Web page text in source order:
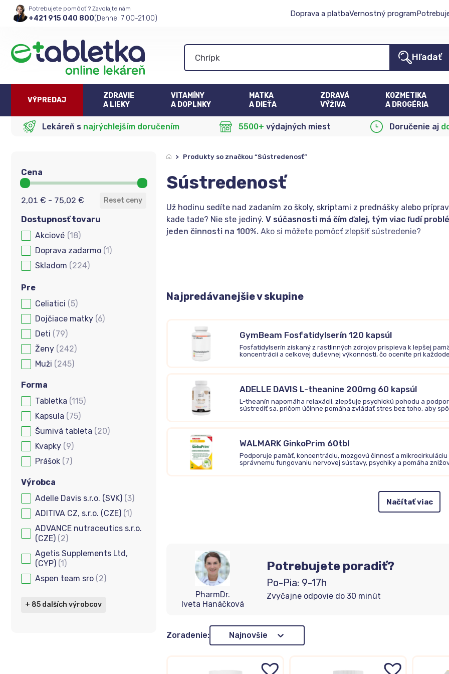
Potrebujete pomôcť ? Zavolajte nám
+421 915 040 800(Denne: 7:00-21:00)
Doprava a platbaVernostný program
Hľadať
VÝPREDAJ
ZDRAVIE
A LIEKY
VITAMÍNY
A DOPLNKY
MATKA
A DIEŤA
ZDRAVÁ
VÝŽIVA
KOZMETIKA
A DROGÉRIA
Lekáreň s najrýchlejším doručením 5500+ výdajných miest Doručenie aj
Cena
Cena
2,01 € - 75,02 €
Reset ceny
Dostupnosť tovaru
Dostupnosť tovaru
(18)
Doprava zadarmo (1)
Skladom (224)
Pre
Celiatici (5)
Dojčiace matky (6)
Deti (79)
Ženy (242)
Muži (245)
Forma
Forma
Tabletka (115)
Kapsula (75)
Šumivá tableta (20)
Kvapky (9)
Prášok (7)
Výrobca
Výrobca
Adelle Davis s.r.o. (SVK) (3)
ADITIVA CZ, s.r.o. (CZE) (1)
ADVANCE nutraceutics s.r.o.
(CZE) (2)
Agetis Supplements Ltd,
(CYP) (1)
Aspen team sro (2)
+ 85 dalších výrobcov
> Produkty so značkou “Sústredenosť”
Sústredenosť
Už hodinu sedíte nad zadaním zo školy, skriptami z prednášky alebo
kade tade? Nie ste jediný. V súčasnosti má čím ďalej, tým viac ľudí
jeden činnosti na 100%. Ako si môžete pomôcť zlepšiť sústredenie?
Aj vám sa stáva, že vám unikajú dátumy či názvy a máte problém
Sústredenie alebo aj koncentrácia jezameranie duševnej činnosti na
ignorovanie iných rušivých vplyvov z okolia. Skúste si spomenúť,
vás napríklad cinknutie telefónu. Chytili ste mobil do ruky a z pôvodného
spomenúť si, čo ste predtým robili.
Najpredávanejšie v skupine
GymBeam Fosfatidylserín 120 kapsúl
Fosfatidylserín získaný z rastlinných zdrojov prispieva k lepšej
koncentrácii a celkovej duševnej výkonnosti, čo oceníte pri
ADELLE DAVIS L-theanine 200mg 60 kapsúl
L-theanín napomáha relaxácii, zlepšuje psychickú pohodu a
sústrediť sa, pričom účinne pomáha zvládať stres bez toho, aby
WALMARK GinkoPrim 60tbl
Podporuje pamäť, koncentráciu, mozgovú činnosť a mikrocirkuláciu
správnemu fungovaniu nervovej sústavy, psychiky a pomáha
Načítať viac
PharmDr.
Iveta Hanáčková
Potrebujete poradiť?
Po-Pia: 9-17h
Zvyčajne odpovie do 30 minút
Zoradenie: ZoradenieNajnovšie